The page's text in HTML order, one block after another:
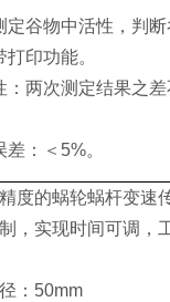
定谷物中活性，判
打印功能。
：两次测定结果之
差：＜5%。
度的蜗轮蜗杆变速
，实现时间可调，
：50mm